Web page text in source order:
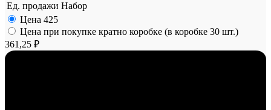
Ед. продажи Набор
Цена 425
Цена при покупке кратно коробке (в коробке 30 шт.)
361,25 ₽